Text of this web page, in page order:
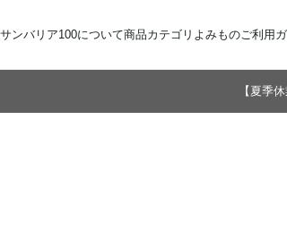
サンバリア100について商品カテゴリ よみものご利用
【夏季